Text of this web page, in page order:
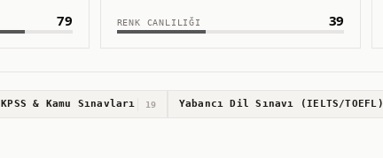
79 RENK CANLILIĞI 39
KPSS & Kamu Sınavları 19 Yabancı Dil Sınavı (IELTS/TOEFL)